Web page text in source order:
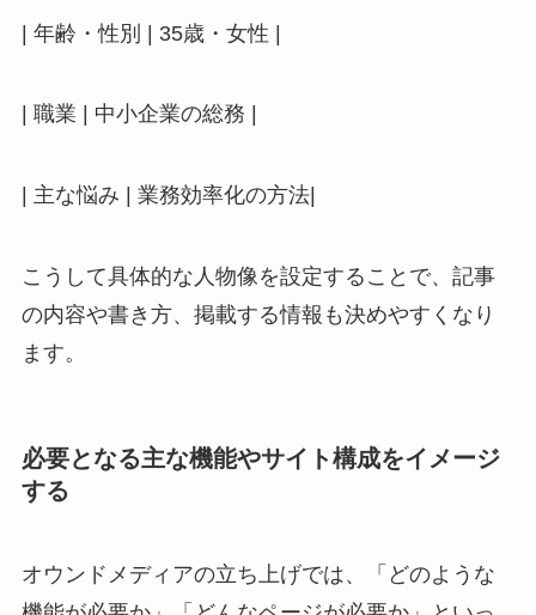
| 年齢・性別 | 35歳・女性 |
| 職業 | 中小企業の総務 |
| 主な悩み | 業務効率化の方法|
こうして具体的な人物像を設定することで、記事
の内容や書き方、掲載する情報も決めやすくなり
ます。
必要となる主な機能やサイト構成をイメージ
する
オウンドメディアの立ち上げでは、「どのような